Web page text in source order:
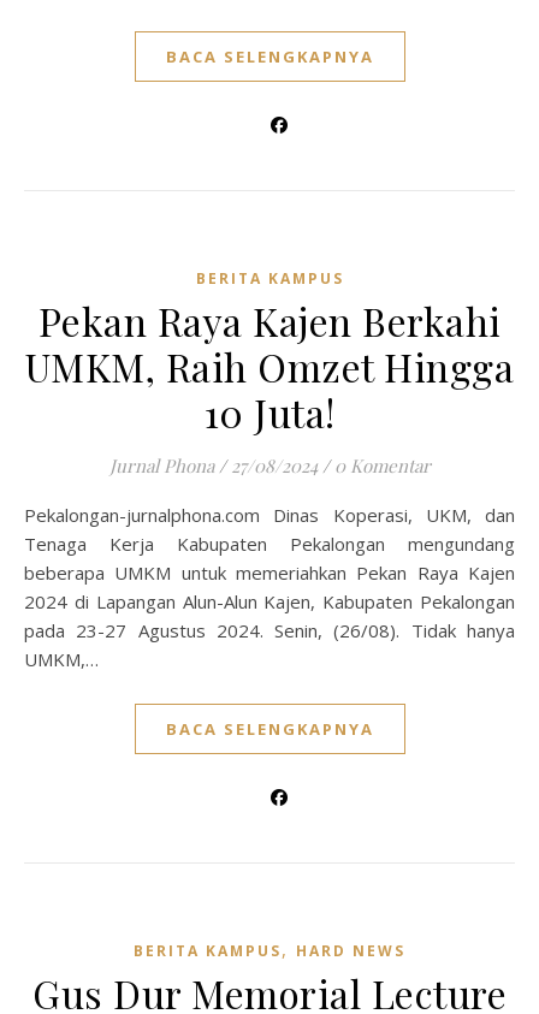
BACA SELENGKAPNYA
BERITA KAMPUS
Pekan Raya Kajen Berkahi
UMKM, Raih Omzet Hingga
10 Juta!
Jurnal Phona / 27/08/2024 / 0 Komentar
Pekalongan-jurnalphona.com Dinas Koperasi, UKM, dan
Tenaga Kerja Kabupaten Pekalongan mengundang
beberapa UMKM untuk memeriahkan Pekan Raya Kajen
2024 di Lapangan Alun-Alun Kajen, Kabupaten Pekalongan
pada 23-27 Agustus 2024. Senin, (26/08). Tidak hanya
UMKM,…
BACA SELENGKAPNYA
BERITA KAMPUS, HARD NEWS
Gus Dur Memorial Lecture